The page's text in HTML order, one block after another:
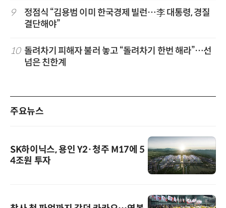
9
정점식 “김용범 이미 한국경제 빌런…李 대통령, 경질
결단해야”
10 돌려차기 피해자 불러 놓고 “돌려차기 한번 해라”…선
넘은 친한계
주요뉴스
SK하이닉스, 용인 Y2·청주 M17에 5
4조원 투자